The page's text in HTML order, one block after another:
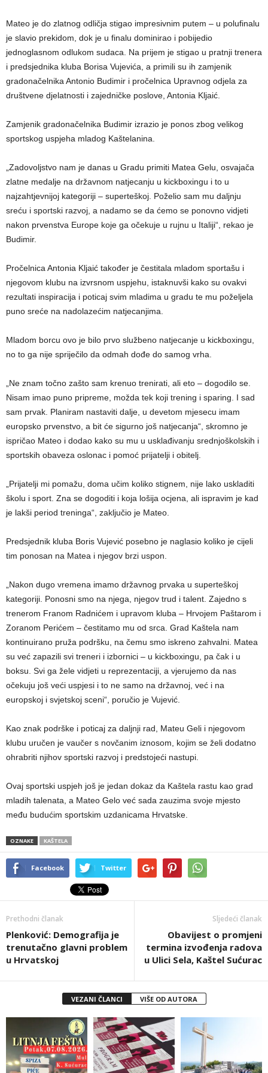
Mateo je do zlatnog odličja stigao impresivnim putem – u polufinalu
je slavio prekidom, dok je u finalu dominirao i pobijedio
jednoglasnom odlukom sudaca. Na prijem je stigao u pratnji trenera
i predsjednika kluba Borisa Vujevića, a primili su ih zamjenik
gradonačelnika Antonio Budimir i pročelnica Upravnog odjela za
društvene djelatnosti i zajedničke poslove, Antonia Kljaić.
Zamjenik gradonačelnika Budimir izrazio je ponos zbog velikog
sportskog uspjeha mladog Kaštelanina.
„Zadovoljstvo nam je danas u Gradu primiti Matea Gelu, osvajača
zlatne medalje na državnom natjecanju u kickboxingu i to u
najzahtjevnijoj kategoriji – superteškoj. Poželio sam mu daljnju
sreću i sportski razvoj, a nadamo se da ćemo se ponovno vidjeti
nakon prvenstva Europe koje ga očekuje u rujnu u Italiji“, rekao je
Budimir.
Pročelnica Antonia Kljaić također je čestitala mladom sportašu i
njegovom klubu na izvrsnom uspjehu, istaknuvši kako su ovakvi
rezultati inspiracija i poticaj svim mladima u gradu te mu poželjela
puno sreće na nadolazećim natjecanjima.
Mladom borcu ovo je bilo prvo službeno natjecanje u kickboxingu,
no to ga nije spriječilo da odmah dođe do samog vrha.
„Ne znam točno zašto sam krenuo trenirati, ali eto – dogodilo se.
Nisam imao puno pripreme, možda tek koji trening i sparing. I sad
sam prvak. Planiram nastaviti dalje, u devetom mjesecu imam
europsko prvenstvo, a bit će sigurno još natjecanja“, skromno je
ispričao Mateo i dodao kako su mu u usklađivanju srednjoškolskih i
sportskih obaveza oslonac i pomoć prijatelji i obitelj.
„Prijatelji mi pomažu, doma učim koliko stignem, nije lako uskladiti
školu i sport. Zna se dogoditi i koja lošija ocjena, ali ispravim je kad
je lakši period treninga“, zaključio je Mateo.
Predsjednik kluba Boris Vujević posebno je naglasio koliko je cijeli
tim ponosan na Matea i njegov brzi uspon.
„Nakon dugo vremena imamo državnog prvaka u superteškoj
kategoriji. Ponosni smo na njega, njegov trud i talent. Zajedno s
trenerom Franom Radnićem i upravom kluba – Hrvojem Paštarom i
Zoranom Perićem – čestitamo mu od srca. Grad Kaštela nam
kontinuirano pruža podršku, na čemu smo iskreno zahvalni. Matea
su već zapazili svi treneri i izbornici – u kickboxingu, pa čak i u
boksu. Svi ga žele vidjeti u reprezentaciji, a vjerujemo da nas
očekuju još veći uspjesi i to ne samo na državnoj, već i na
europskoj i svjetskoj sceni“, poručio je Vujević.
Kao znak podrške i poticaj za daljnji rad, Mateu Geli i njegovom
klubu uručen je vaučer s novčanim iznosom, kojim se želi dodatno
ohrabriti njihov sportski razvoj i predstojeći nastupi.
Ovaj sportski uspjeh još je jedan dokaz da Kaštela rastu kao grad
mladih talenata, a Mateo Gelo već sada zauzima svoje mjesto
među budućim sportskim uzdanicama Hrvatske.
OZNAKE KAŠTELA
Facebook Twitter
Prethodni članak
Plenković: Demografija je
trenutačno glavni problem
u Hrvatskoj
Sljedeći članak
Obavijest o promjeni
termina izvođenja radova
u Ulici Sela, Kaštel Sućurac
VEZANI ČLANCI VIŠE OD AUTORA